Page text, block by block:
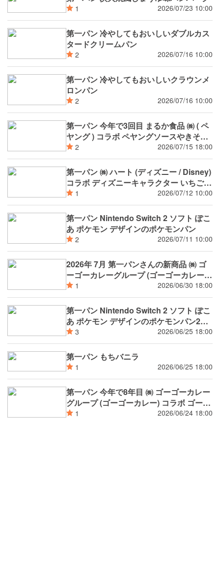
1 2026/07/23 10:00
第一パン 冷やしてもおいしいダブルカス
タードクリームパン
2 2026/07/16 10:00
第一パン 冷やしてもおいしいクラウンメ
ロンパン
2 2026/07/16 10:00
第一パン 今年で3回目 まるか食品 ㈱ ( ペ
ヤング ) コラボ ペヤングソースやきそば
パン ペヤングソースやきそば揚げパン 8
月新発売
2 2026/07/15 18:00
第一パン ㈱ ハート (ディズニー / Disney)
コラボ ディズニーキャラクター いちごジ
ャム＆クリームパン
1 2026/07/12 10:00
第一パン Nintendo Switch 2 ソフト ぽこ
あ ポケモン デザインのポケモンパン
2 2026/07/11 10:00
2026年 7月 第一パンさんの新商品 ㈱ ゴ
ーゴーカレーグループ (ゴーゴーカレー)
Nintendo Switch 2 ソフト ぽこ あ ポケモ
ン デザインのポケモンパン ㈱ ハート (デ
ィズニー / Disney) コラボ 等
1 2026/06/30 18:00
第一パン Nintendo Switch 2 ソフト ぽこ
あ ポケモン デザインのポケモンパン2品
7月新発売
3 2026/06/25 18:00
第一パン もちバニラ
1 2026/06/25 18:00
第一パン 今年で8年目 ㈱ ゴーゴーカレー
グループ (ゴーゴーカレー) コラボ ゴーゴ
ーカレー監修 濃厚ブラックカレーパン ゴ
1 2026/06/24 18:00